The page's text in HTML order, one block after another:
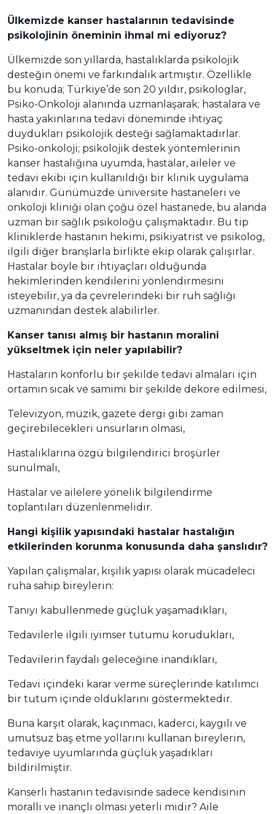
Ülkemizde kanser hastalarının tedavisinde
psikolojinin öneminin ihmal mi ediyoruz?
Ülkemizde son yıllarda, hastalıklarda psikolojik
desteğin önemi ve farkındalık artmıştır. Özellikle
bu konuda; Türkiye’de son 20 yıldır, psikologlar,
Psiko-Onkoloji alanında uzmanlaşarak; hastalara ve
hasta yakınlarına tedavi döneminde ihtiyaç
duydukları psikolojik desteği sağlamaktadırlar.
Psiko-onkoloji; psikolojik destek yöntemlerinin
kanser hastalığına uyumda, hastalar, aileler ve
tedavi ekibi için kullanıldığı bir klinik uygulama
alanıdır. Günümüzde üniversite hastaneleri ve
onkoloji kliniği olan çoğu özel hastanede, bu alanda
uzman bir sağlık psikoloğu çalışmaktadır. Bu tip
kliniklerde hastanın hekimi, psikiyatrist ve psikolog,
ilgili diğer branşlarla birlikte ekip olarak çalışırlar.
Hastalar böyle bir ihtiyaçları olduğunda
hekimlerinden kendilerini yönlendirmesini
isteyebilir, ya da çevrelerindeki bir ruh sağlığı
uzmanından destek alabilirler.
Kanser tanısı almış bir hastanın moralini
yükseltmek için neler yapılabilir?
Hastaların konforlu bir şekilde tedavi almaları için
ortamın sıcak ve samimi bir şekilde dekore edilmesi,
Televizyon, müzik, gazete dergi gibi zaman
geçirebilecekleri unsurların olması,
Hastalıklarına özgü bilgilendirici broşürler
sunulmalı,
Hastalar ve ailelere yönelik bilgilendirme
toplantıları düzenlenmelidir.
Hangi kişilik yapısındaki hastalar hastalığın
etkilerinden korunma konusunda daha şanslıdır?
Yapılan çalışmalar, kişilik yapısı olarak mücadeleci
ruha sahip bireylerin:
Tanıyı kabullenmede güçlük yaşamadıkları,
Tedavilerle ilgili iyimser tutumu korudukları,
Tedavilerin faydalı geleceğine inandıkları,
Tedavi içindeki karar verme süreçlerinde katılımcı
bir tutum içinde olduklarını göstermektedir.
Buna karşıt olarak, kaçınmacı, kaderci, kaygılı ve
umutsuz baş etme yollarını kullanan bireylerin,
tedaviye uyumlarında güçlük yaşadıkları
bildirilmiştir.
Kanserli hastanın tedavisinde sadece kendisinin
moralli ve inançlı olması yeterli midir? Aile